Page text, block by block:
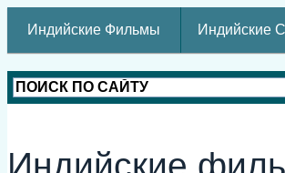
Индийские Фильмы Индийские
Индийские